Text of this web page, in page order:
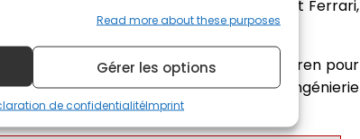
Read more about these purposes
Gérer les options
de confidentialitéImprint
l'année, derrière Red Bull, Mercedes et Ferrari,
n'arrivent en piste, les efforts de McLaren pour
haut niveau, à savoir l'ancien chef de l'ingénierie
de Ferrari, David Sanchez.